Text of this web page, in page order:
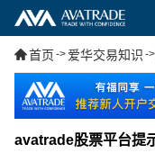
首页 -> 爱华交易知识 ->
avatrade股票平台提